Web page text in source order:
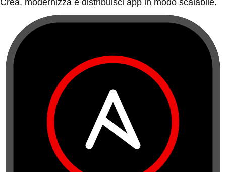
Crea, modernizza e distribuisci app in modo scalabile.